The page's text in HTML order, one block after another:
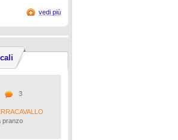
vedi più
3
pranzo